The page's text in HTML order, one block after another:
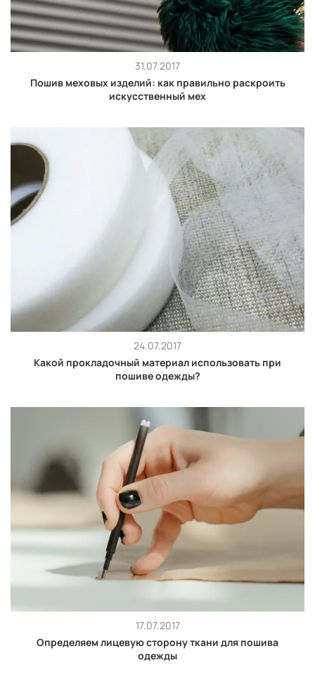
31.07.2017
Пошив меховых изделий: как правильно раскроить
искусственный мех
24.07.2017
Какой прокладочный материал использовать при
пошиве одежды?
17.07.2017
Определяем лицевую сторону ткани для пошива
одежды